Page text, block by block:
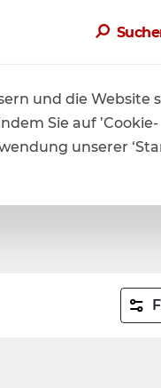
und die Website
Sie auf ’Cookie-
unserer